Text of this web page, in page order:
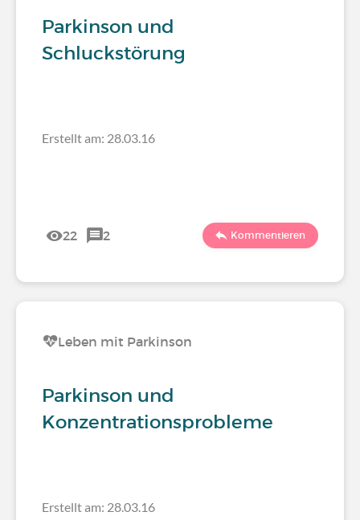
Parkinson und
Schluckstörung
Erstellt am: 28.03.16
22 2 Kommentieren
Leben mit Parkinson
Parkinson und
Konzentrationsprobleme
Erstellt am: 28.03.16